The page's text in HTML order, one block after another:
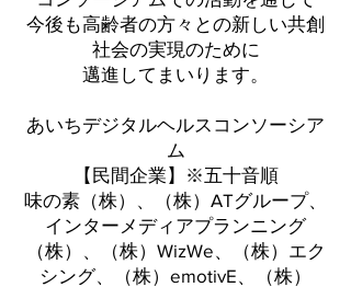
今後も高齢者の方々との新しい共創
社会の実現のために
邁進してまいります。
​あいちデジタルヘルスコンソーシア
ム
【民間企業】※五十音順
味の素（株）、（株）ATグループ、
インターメディアプランニング
（株）、（株）WizWe、（株）エク
シング、（株）emotivE、（株）